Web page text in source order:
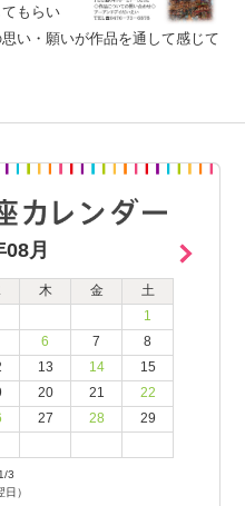
もらい
い・願いが作品を通して感じて
月
木 金
土
1
6 7
8
13 14
15
20 21
22
27 28
29
3
）